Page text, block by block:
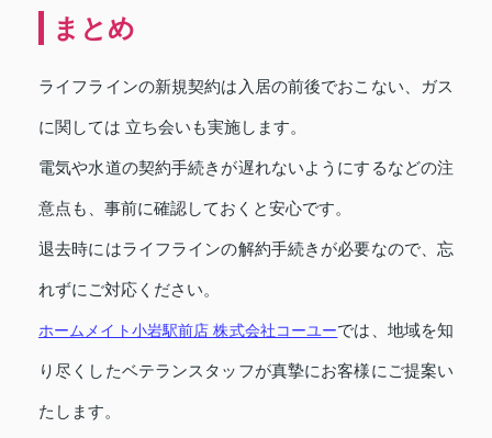
まとめ
ライフラインの新規契約は入居の前後でおこない、ガス
に関しては 立ち会いも実施します。
電気や水道の契約手続きが遅れないようにするなどの注
意点も、事前に確認しておくと安心です。
退去時にはライフラインの解約手続きが必要なので、忘
れずにご対応ください。
ホームメイト小岩駅前店 株式会社コーユーでは、地域を知
り尽くしたベテランスタッフが真摯にお客様にご提案い
たします。